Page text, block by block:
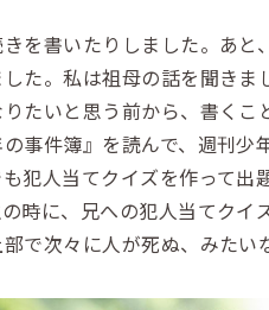
を書いたりしました。あ
た。私は祖母の話を聞き
たいと思う前から、書く
事件簿』を読んで、週刊
犯人当てクイズを作って
時に、兄への犯人当てク
で次々に人が死ぬ、みたい